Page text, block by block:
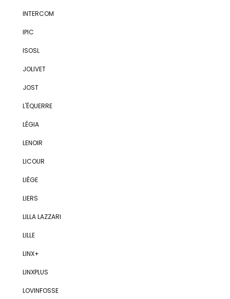
INTERCOM
IPIC
ISOSL
JOLIVET
JOST
L'ÉQUERRE
LÉGIA
LENOIR
LICOUR
LIÈGE
LIERS
LILLA LAZZARI
LILLE
LINX+
LINXPLUS
LOVINFOSSE